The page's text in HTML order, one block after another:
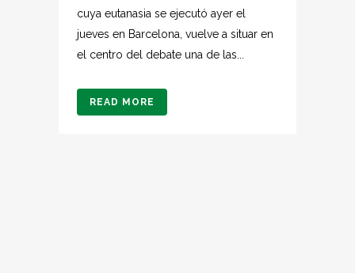
cuya eutanasia se ejecutó ayer el
jueves en Barcelona, vuelve a situar en
el centro del debate una de las...
READ MORE